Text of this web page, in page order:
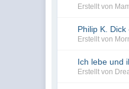
Erstellt von
Philip K.
Erstellt von
Ich lebe und
Erstellt von